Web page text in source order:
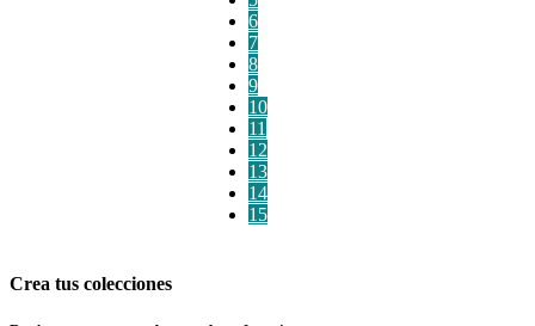
6
7
8
9
10
11
12
13
14
15
Crea tus colecciones